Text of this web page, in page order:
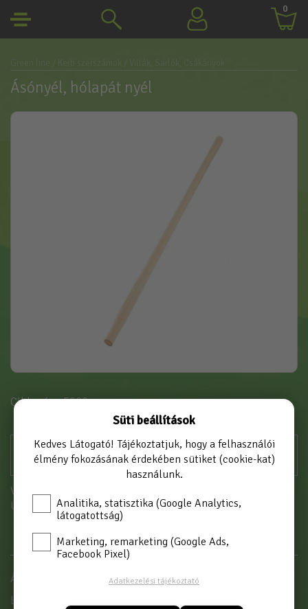
0
Ásónyél, hólapát nyél
Cikkszám: 5000
Vásárláshoz kérjük jelentkezzen be!
Új partnerkéntitt tud regisztrálni
Ásónyél 110 cm
Lapátnyél 120 cm
Süti beállítások
Kedves Látogató! Tájékoztatjuk, hogy a felhasználói
élmény fokozásának érdekében sütiket (cookie-kat)
használunk.
Analitika, statisztika (Google Analytics,
látogatottság)
Marketing, remarketing (Google Ads,
Facebook Pixel)
Adatkezelési tájékoztató